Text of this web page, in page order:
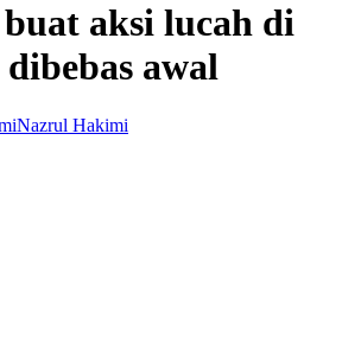
buat aksi lucah di
awal
Nazrul Hakimi